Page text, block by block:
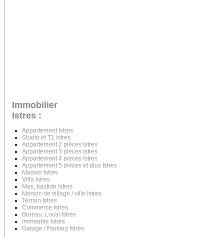
Immobilier
Istres :
Appartement Istres
Studio et T1 Istres
Appartement 2 pièces Istres
Appartement 3 pièces Istres
Appartement 4 pièces Istres
Appartement 5 pièces et plus Istres
Maison Istres
Villa Istres
Mas, bastide Istres
Maison de village / ville Istres
Terrain Istres
Commerce Istres
Bureau, Local Istres
Immeuble Istres
Garage / Parking Istres